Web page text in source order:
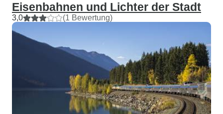
Eisenbahnen und Lichter der Stadt
3,0 (1 Bewertung)